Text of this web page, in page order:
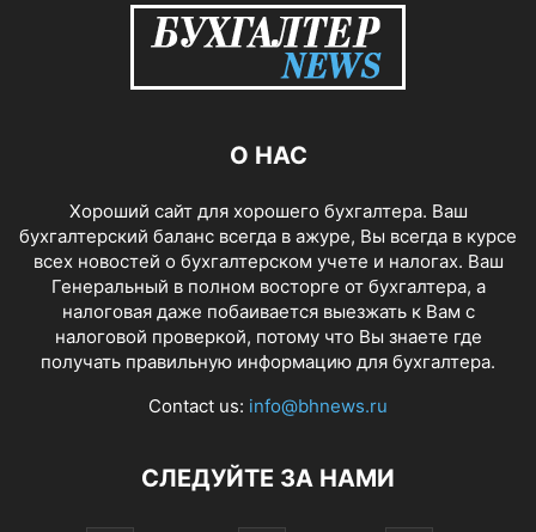
О НАС
Хороший сайт для хорошего бухгалтера. Ваш
бухгалтерский баланс всегда в ажуре, Вы всегда в курсе
всех новостей о бухгалтерском учете и налогах. Ваш
Генеральный в полном восторге от бухгалтера, а
налоговая даже побаивается выезжать к Вам с
налоговой проверкой, потому что Вы знаете где
получать правильную информацию для бухгалтера.
Contact us: info@bhnews.ru
СЛЕДУЙТЕ ЗА НАМИ